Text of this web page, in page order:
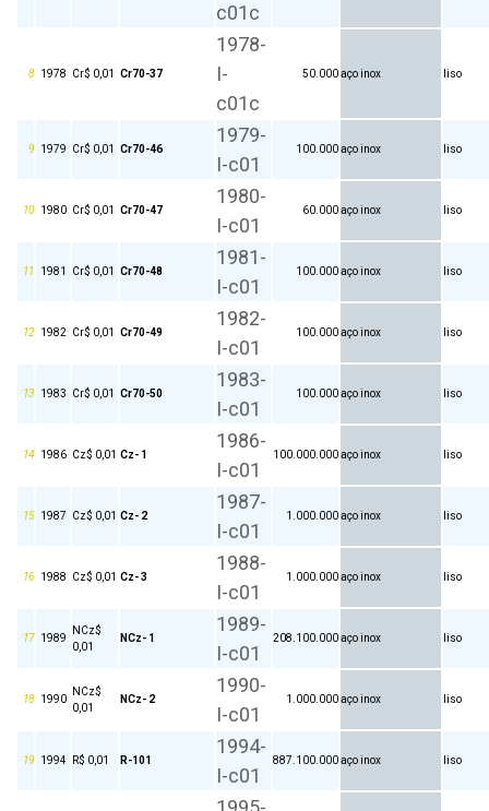
c01c
8 1978 Cr$ 0,01 Cr70-37
1978-
I-
c01c
50.000aço inox liso
9 1979 Cr$ 0,01 Cr70-46
1979-
I-c01
100.000aço inox liso
10 1980 Cr$ 0,01 Cr70-47
1980-
I-c01
60.000aço inox liso
11 1981 Cr$ 0,01 Cr70-48
1981-
I-c01
100.000aço inox liso
12 1982 Cr$ 0,01 Cr70-49
1982-
I-c01
100.000aço inox liso
13 1983 Cr$ 0,01 Cr70-50
1983-
I-c01
100.000aço inox liso
14 1986 Cz$ 0,01 Cz- 1
1986-
I-c01
100.000.000aço inox liso
15 1987 Cz$ 0,01 Cz- 2
1987-
I-c01
1.000.000aço inox liso
16 1988 Cz$ 0,01 Cz- 3
1988-
I-c01
1.000.000aço inox liso
17 1989
NCz$
0,01
NCz- 1
1989-
I-c01
208.100.000aço inox liso
18 1990
NCz$
0,01
NCz- 2
1990-
I-c01
1.000.000aço inox liso
19 1994 R$ 0,01 R-101
1994-
I-c01
887.100.000aço inox liso